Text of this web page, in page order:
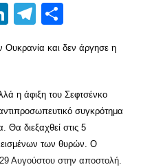
LinkedIn
Telegram
Ουκρανία και δεν άργησε η
η άφιξη του Σεφτσένκο
συγκρότημα
Θα διεξαχθεί στις 5
των θυρών. Ο
Αυγούστου στην αποστολή.